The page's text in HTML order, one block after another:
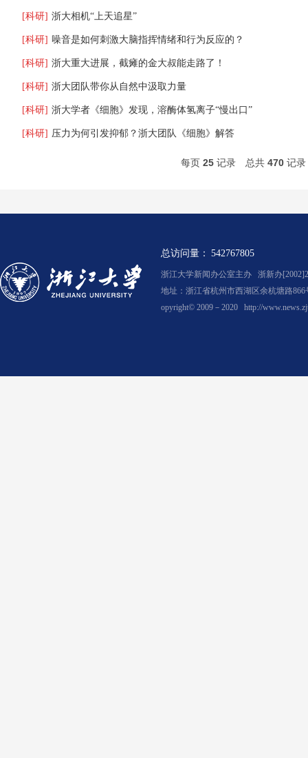
[科研] 浙大相机“上天追星”
[科研] 噪音是如何刺激大脑指挥情绪和行为反应的？
[科研] 浙大重大进展，截瘫的金大叔能走路了！
[科研] 浙大团队带你从自然中汲取力量
[科研] 浙大学者《细胞》发现，溶酶体氢离子“慢出口”
[科研] 压力为何引发抑郁？浙大团队《细胞》解答
每页 25 记录 总共 470 记录
总访问量： 542767805
浙江大学新闻办公室主办 浙新办
地址：浙江省杭州市西湖区余杭塘路
opyright© 2009－2020 http://